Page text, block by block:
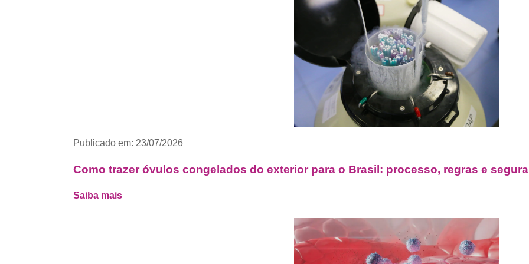
Publicado em: 23/07/2026
Como trazer óvulos congelados do exterior para o Brasil: processo, regras e
Saiba mais